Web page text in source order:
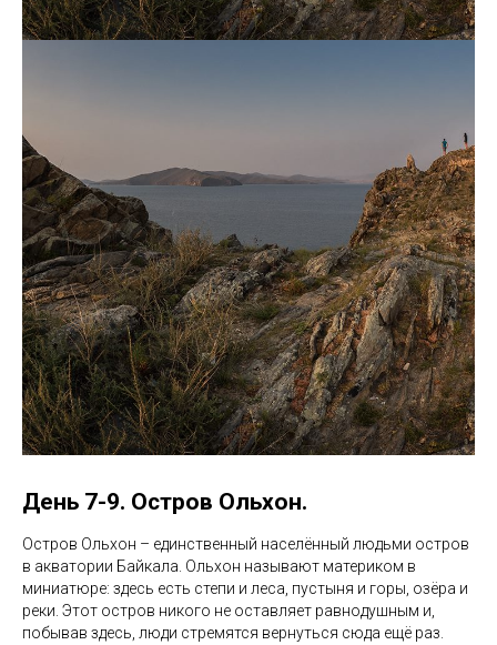
День 7-9. Остров Ольхон.
Остров Ольхон – единственный населённый людьми остров
в акватории Байкала. Ольхон называют материком в
миниатюре: здесь есть степи и леса, пустыня и горы, озёра и
реки. Этот остров никого не оставляет равнодушным и,
побывав здесь, люди стремятся вернуться сюда ещё раз.